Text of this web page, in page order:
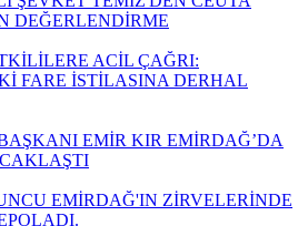
DEĞERLENDİRME
ACİL ÇAĞRI:
FARE İSTİLASINA DERHAL
EMİR KIR EMİRDAĞ’DA
EMİRDAĞ'IN ZİRVELERİNDE